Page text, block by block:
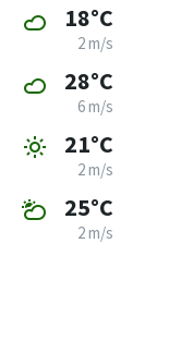
18°C
2 m/s
28°C
6 m/s
21°C
2 m/s
25°C
2 m/s